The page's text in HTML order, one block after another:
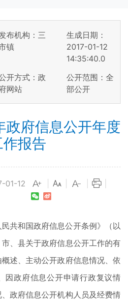
布机构：三
镇
生成日期：
2017-01-12
14:35:40.0
开方式：政
网站
公开范围：全
部公开
政府信息公开年度
作报告
01-12
共和国政府信息公开条例》（以
、县关于政府信息公开工作的有
述、主动公开政府信息情况、依
因政府信息公开申请行政复议情
政府信息公开机构人员及经费情